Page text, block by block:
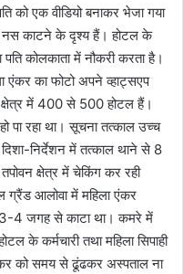
को एक वीडियो बनाकर भेजा गया
नस काटने के दृश्य हैं। होटल के
कोलकाता में नौकरी करता है।
एंकर का फोटो अपने व्हाट्सएप
क्षेत्र में 400 से 500 होटल हैं।
पा रहा था। सूचना तत्काल उच्च
निर्देशन में तत्काल थाने से 8
क्षेत्र में चेकिंग कर रही
ग्रैंड आलोवा में महिला एंकर
3-4 जगह से काटा था। कमरे में
के कर्मचारी तथा महिला सिपाही
को समय से ढूंढकर अस्पताल ना